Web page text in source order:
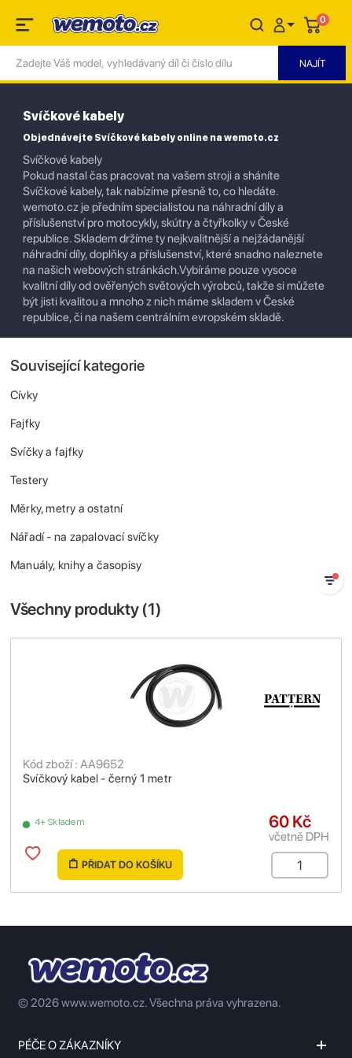
0
Svíčkové kabely
Objednávejte Svíčkové kabely online na wemoto.cz
Svíčkové kabely
Pokud nastal čas pracovat na vašem stroji a sháníte
Svíčkové kabely, tak nabízíme přesně to, co hledáte.
wemoto.cz je předním specialistou na náhradní díly a
příslušenství pro motocykly, skútry a čtyřkolky v České
republice. Skladem držíme ty nejkvalitnější a nejžádanější
náhradní díly, doplňky a příslušenství, které snadno naleznete
na našich webových stránkách.Vybíráme pouze vysoce
kvalitní díly od ověřených světových výrobců, takže si můžete
být jisti kvalitou a mnoho z nich máme skladem v České
republice, či na našem centrálním evropském skladě.
Související kategorie
Cívky
Fajfky
Svíčky a fajfky
Testery
Měrky, metry a ostatní
Nářadí - na zapalovací svíčky
Manuály, knihy a časopisy
Všechny produkty (1)
Svíčkový kabel - černý 1 metr
Kód zboží : AA9652
4+ Skladem 60 Kč
včetně DPH
PŘIDAT DO KOŠÍKU
© 2026 www.wemoto.cz.Všechna práva vyhrazena.
PÉČE O ZÁKAZNÍKY